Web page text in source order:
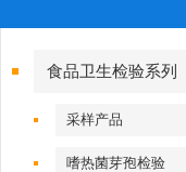
食品卫生检验系列
采样产品
嗜热菌芽孢检验